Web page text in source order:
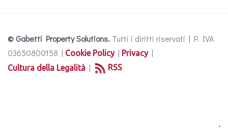
© Gabetti Property Solutions. Tutti i diritti riservati | P. IVA
03650800158 | Cookie Policy| Privacy|
Cultura della Legalità | RSS